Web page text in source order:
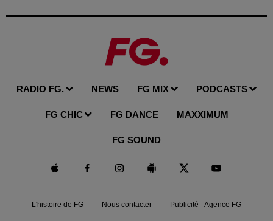
RADIO FG. NEWS FG MIX PODCASTS
FG CHIC FG DANCE MAXXIMUM
FG SOUND
L'histoire de FG Nous contacter Publicité - Agence FG